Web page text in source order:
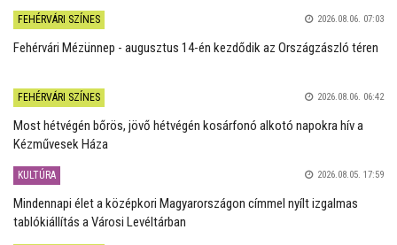
FEHÉRVÁRI SZÍNES 2026.08.06. 07:03
Fehérvári Mézünnep - augusztus 14-én kezdődik az Országzászló téren
FEHÉRVÁRI SZÍNES 2026.08.06. 06:42
Most hétvégén bőrös, jövő hétvégén kosárfonó alkotó napokra hív a
Kézművesek Háza
KULTÚRA 2026.08.05. 17:59
Mindennapi élet a középkori Magyarországon címmel nyílt izgalmas
tablókiállítás a Városi Levéltárban